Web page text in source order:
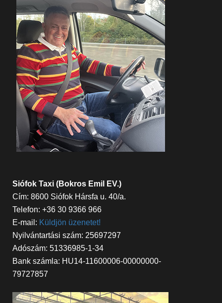
Siófok Taxi (Bokros Emil EV.)
Cím: 8600 Siófok Hársfa u. 40/a.
Telefon: +36 30 9366 966
E-mail: Küldjön üzenetet!
Nyilvántartási szám: 25697297
Adószám: 51336985-1-34
Bank számla: HU14-11600006-00000000-
79727857